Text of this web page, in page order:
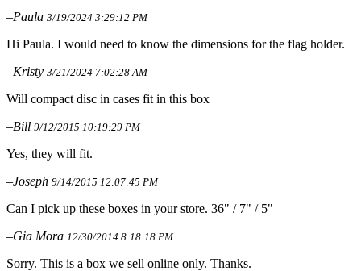
–Paula 3/19/2024 3:29:12 PM
Hi Paula. I would need to know the dimensions for the flag holder.
–Kristy 3/21/2024 7:02:28 AM
Will compact disc in cases fit in this box
–Bill 9/12/2015 10:19:29 PM
Yes, they will fit.
–Joseph 9/14/2015 12:07:45 PM
Can I pick up these boxes in your store. 36" / 7" / 5"
–Gia Mora 12/30/2014 8:18:18 PM
Sorry. This is a box we sell online only. Thanks.